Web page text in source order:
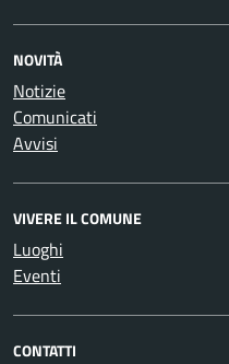
NOVITÀ
Notizie
Comunicati
Avvisi
VIVERE IL COMUNE
Luoghi
Eventi
CONTATTI